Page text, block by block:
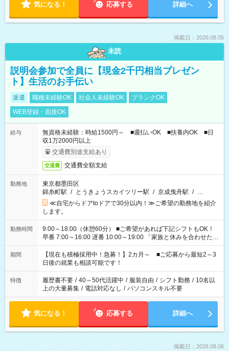
気になる！ 応募する 詳細へ
掲載日：2026.08.05
未読
説明会参加で全員に【現金2千円相当プレゼン
ト】生活のお手伝い
派遣 職種未経験OK 社会人未経験OK
ブランクOK
WEB登録・面接OK
給与
無資格未経験：時給1500円～ ■週払いOK ■扶養内OK ■日
収1万2000円以上
交通費別途支給あり
交通費 交通費全額支給
勤務地
東京都墨田区
錦糸町駅 / とうきょうスカイツリー駅 / 京成曳舟駅 / …
≪自宅からドアtoドアで30分以内！≫ご希望の勤務地を紹介
します。
勤務時間
9:00～18:00（休憩60分） ■ご希望があれば下記シフトもOK！
早番 7:00～16:00 遅番 10:00～19:00 「家族と休みを合わせた
い」 「余裕を持って夕飯の準備がしたい」 「できれば残業はし
たくない」 など、ご希望を教えてくださいね。 ※Wワーク希望
の方へ 今ご覧のお仕事で希望する勤務時間と、もう1つのお仕事
の勤務時間。 合計で週40時間を超える場合は応募できません。
期間
【現在も積極採用中！急募！】2カ月～ ■ご応募から最短2～3
日後の就業も相談可能です！
特徴 履歴書不要 / 40～50代活躍中 / 服装自由 / シフト勤務 / 10名以
上の大量募集 / 電話対応なし / パソコンスキル不要
気になる！ 応募する 詳細へ
掲載日：2026.08.06